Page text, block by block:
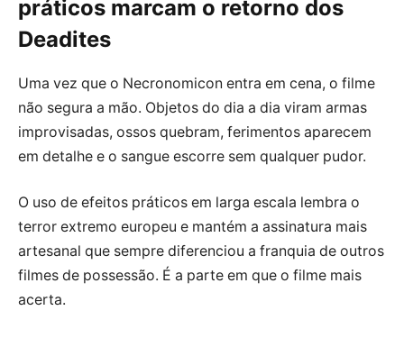
práticos marcam o retorno dos
Deadites
Uma vez que o Necronomicon entra em cena, o filme
não segura a mão. Objetos do dia a dia viram armas
improvisadas, ossos quebram, ferimentos aparecem
em detalhe e o sangue escorre sem qualquer pudor.
O uso de efeitos práticos em larga escala lembra o
terror extremo europeu e mantém a assinatura mais
artesanal que sempre diferenciou a franquia de outros
filmes de possessão. É a parte em que o filme mais
acerta.